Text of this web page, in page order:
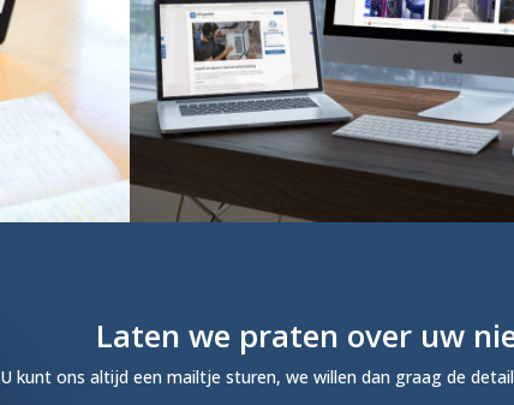
Laten we praten over uw
U kunt ons altijd een mailtje sturen, we willen dan graag de